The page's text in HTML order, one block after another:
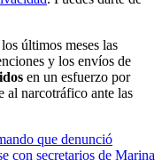
últimos meses las
y los envíos de
en un esfuerzo por
al narcotráfico ante las
que denunció
con secretarios de Marina